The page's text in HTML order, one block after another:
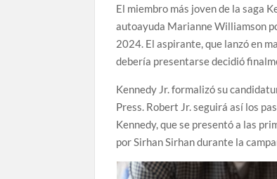
El miembro más joven de la saga
autoayuda Marianne Williamson
2024. El aspirante, que lanzó en
debería presentarse decidió
Kennedy Jr. formalizó su
Press. Robert Jr. seguirá así los
Kennedy, que se presentó a las
por Sirhan Sirhan durante la